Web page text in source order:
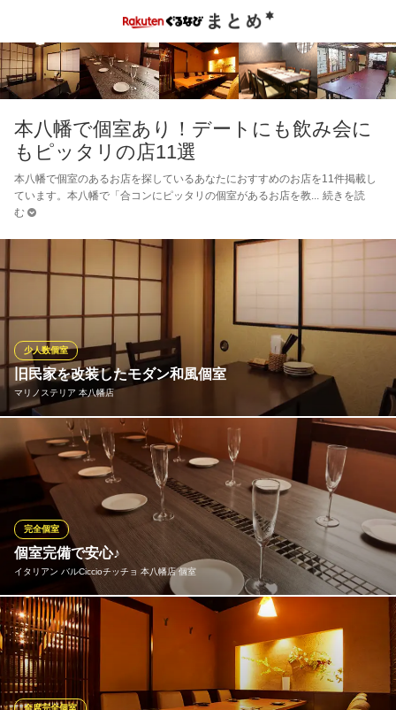
本八幡で個室あり！デートにも飲み会に
もピッタリの店11選
本八幡で個室のあるお店を探しているあなたにおすすめのお店を11件掲載し
ています。本八幡で「合コンにピッタリの個室があるお店を教
続きを読
む
旧民家を改装したモダン和風個室
マリノステリア 本八幡店
少人数個室
1階のスタイリッシュなバル空間から2階に上がると、ガラリと変
化した内装に驚かれる方もいらっしゃいます。古民家を思わせる
建具や間仕切りは、古き良きものを再利用。レトロな照明が灯る
昔懐かしい雰囲気の個室は2名・4名・6名様用をご用意。ご利用人
数に応じて間仕切りを変更することも可能ですのでご相談くださ
い。
マリノステリア 本八幡店
イタリアン居酒屋
ＪＲ総武線本八幡駅シャポー口 徒歩1分
千葉県市川市八幡2-12-5
個室完備で安心♪
イタリアン バルCiccioチッチョ 本八幡店 個室
完全個室
気の合った仲間達だけの空間でお寛ぎ頂けます！掘りごたつ式の
お座敷となっておりますのでゆったりと座ることができます♪
イタリアン バルCiccioチッチョ 本八幡店 個室
個室 誕生日 肉バル
全席完全個室